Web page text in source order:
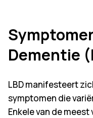
Dementie
LBD manifesteert
symptomen die
Enkele van de